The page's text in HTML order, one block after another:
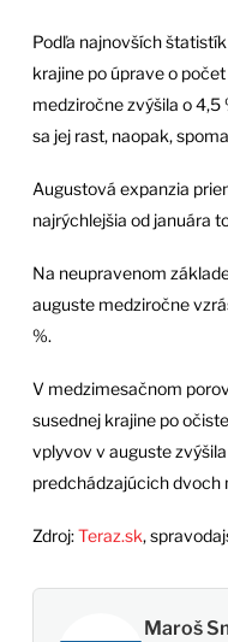
Podľa najnovších
krajine po úprave o
medziročne zvýšila o
sa jej rast, naopak,
Augustová expanzia
najrýchlejšia od januára
Na neupravenom
auguste medziročne
%.
V medzimesačnom
susednej krajine po
vplyvov v auguste
predchádzajúcich dvoch
Zdroj:Teraz.sk,
Maroš